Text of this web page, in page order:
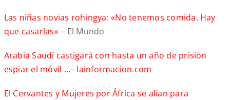
Las niñas novias rohingya: «No tenemos comida. Hay
que casarlas»– El Mundo
Arabia Saudí castigará con hasta un año de prisión
espiar el móvil …– lainformacion.com
El Cervantes y Mujeres por África se alían para